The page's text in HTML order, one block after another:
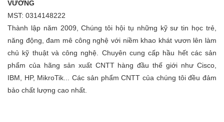
VƯƠNG
MST: 0314148222
Thành lập năm 2009, Chúng tôi hội tụ những kỹ sư tin học trẻ,
năng động, đam mê công nghệ với niềm khao khát vươn lên làm
chủ kỹ thuật và công nghệ. Chuyên cung cấp hầu hết các sản
phẩm của hãng sản xuất CNTT hàng đầu thế giới như Cisco,
IBM, HP, MikroTik... Các sản phẩm CNTT của chúng tôi đều đảm
bảo chất lượng cao nhất.